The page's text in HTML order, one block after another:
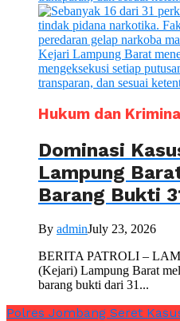
Hukum dan
Dominasi
Lampung
Barang Bukti
By adminJuly 23, 2026
BERITA PATROLI –
(Kejari) Lampung Barat
barang bukti dari 31...
Polres Jombang Seret